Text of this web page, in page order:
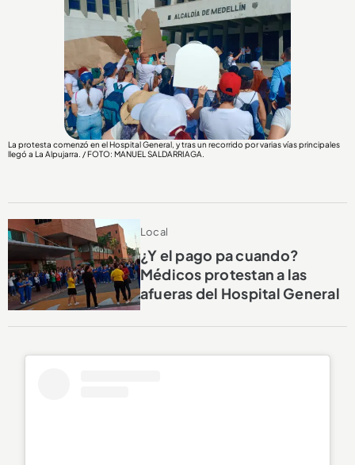
La protesta comenzó en el Hospital General, y tras un recorrido por varias vías principales
llegó a La Alpujarra. / FOTO: MANUEL SALDARRIAGA.
Local
¿Y el pago pa cuando?
Médicos protestan a las
afueras del Hospital General